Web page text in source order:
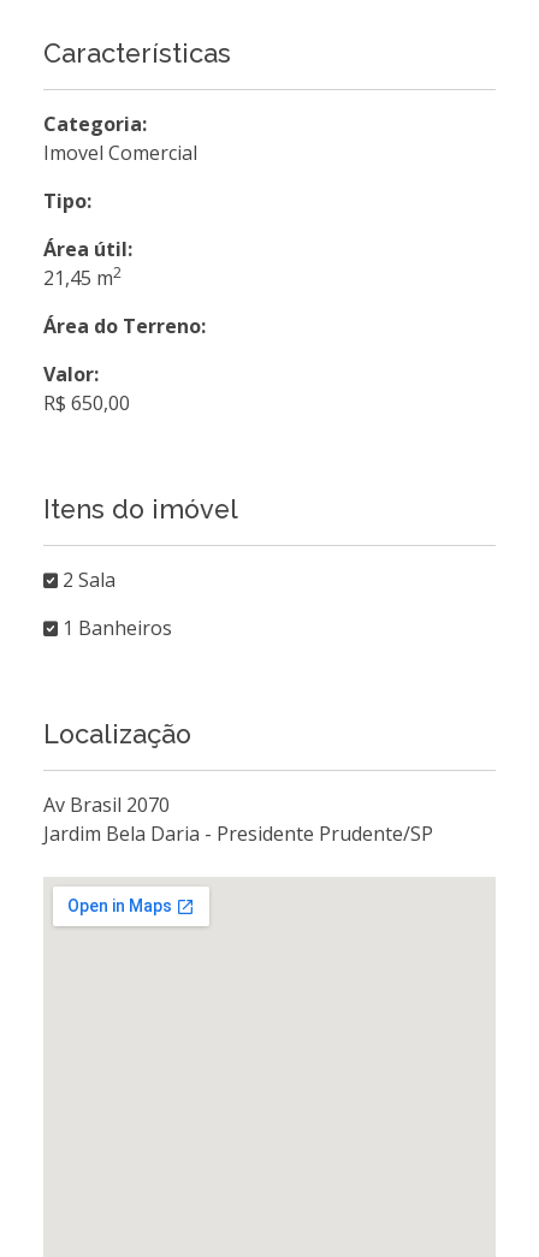
Características
Categoria:
Imovel Comercial
Tipo:
Área útil:
21,45 m2
Área do Terreno:
Valor:
R$ 650,00
Itens do imóvel
2 Sala
1 Banheiros
Localização
Av Brasil 2070
Jardim Bela Daria - Presidente Prudente/SP